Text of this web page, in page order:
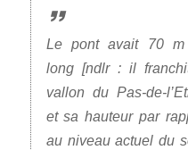
Le pont avait 70
long [ndlr : il
vallon du Pas-de-
et sa hauteur par
au niveau actuel du